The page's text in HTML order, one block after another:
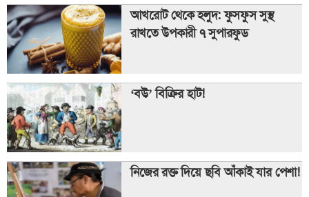
আখরোট থেকে হলুদ: ফুসফুস সুস্থ
রাখতে উপকারী ৭ সুপারফুড
‘বউ’ বিক্রির হাট!
নিজের রক্ত দিয়ে ছবি আঁকাই যার পেশা!